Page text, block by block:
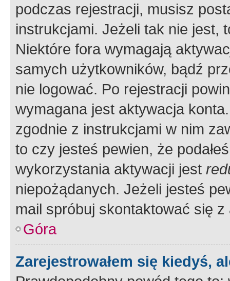
podczas rejestracji, musisz
instrukcjami. Jeżeli tak nie jest,
Niektóre fora wymagają
samych użytkowników, bądź
nie logować. Po rejestracji
wymagana jest aktywacja
zgodnie z instrukcjami w nim
to czy jesteś pewien, że
wykorzystania aktywacji jest
niepożądanych. Jeżeli jesteś
mail spróbuj skontaktować się
Góra
Zarejestrowałem się kiedyś,